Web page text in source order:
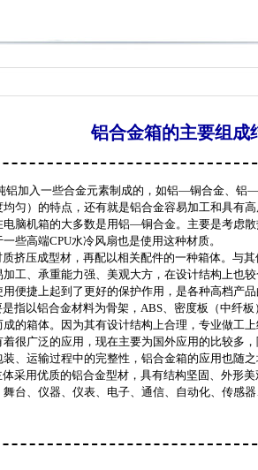
铝合金箱的主要组成
铝加入一些合金元素制成的，如铝—铜合金、
匀）的特点，还有就是铝合金容易加工和具有
电脑机箱的大多数是用铝—铜合金。主要是考虑
些高端CPU水冷风扇也是使用这种材质。
挤压成型材，再配以相关配件的一种箱体。与
工、承重能力强、美观大方，在设计结构上也
便捷上起到了更好的保护作用，是各种高档产品
指以铝合金材料为骨架，ABS、密度板（中纤
的箱体。因为其有设计结构上合理，专业做工
很广泛的应用，现在主要为国外应用的比较多
、运输过程中的完整性，铝合金箱的应用也随之
采用优质的铝合金型材，具有结构坚固、外形
台、仪器、仪表、电子、通信、自动化、传感